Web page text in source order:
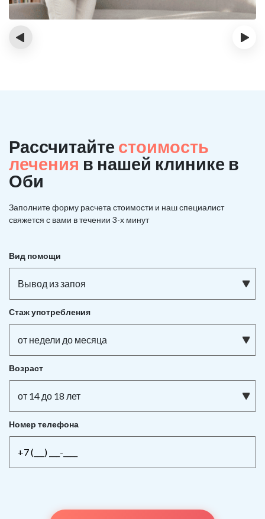
‹ ›
Рассчитайте стоимость
лечения в нашей клинике в
Оби
Заполните форму расчета стоимости и нашспециалист
свяжется с вами в течении 3-х минут
Вид помощи
Вывод из запоя
Стаж употребления
от недели до месяца
Возраст
от 14 до 18 лет
Номер телефона